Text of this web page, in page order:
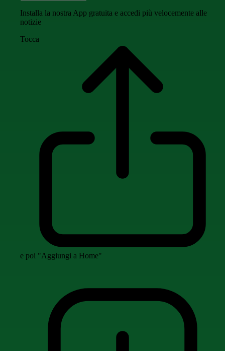
Installa la nostra App gratuita e accedi più velocemente alle
notizie
Tocca
e poi "Aggiungi a Home"